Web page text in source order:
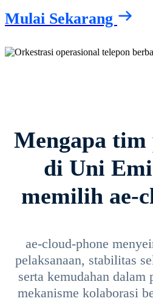
Mulai Sekarang
Mengapa tim
di Uni
memilih ae-
ae-cloud-phone
pelaksanaan, stabilitas
serta kemudahan dalam
mekanisme kolaborasi